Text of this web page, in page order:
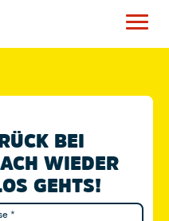
BEI
WIEDER
GEHTS!
*